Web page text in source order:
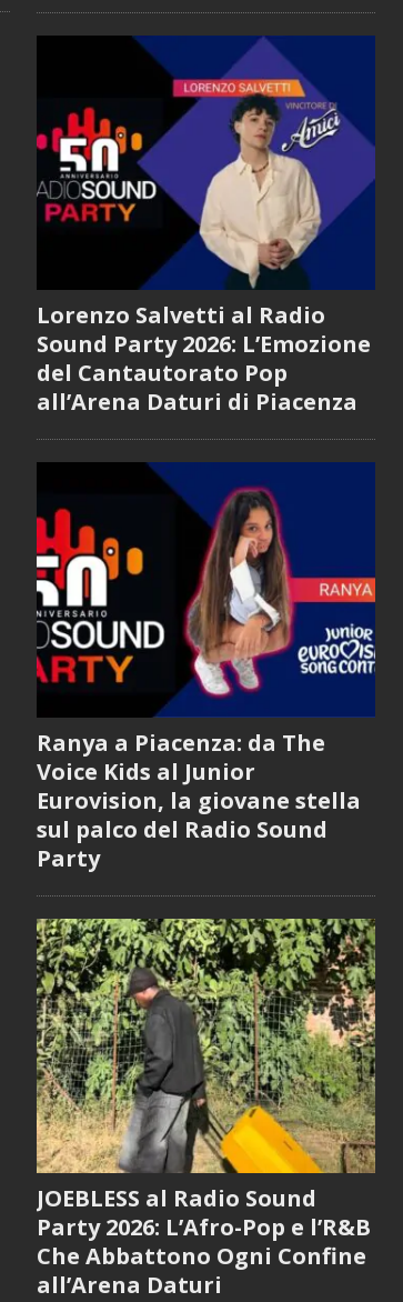
Lorenzo Salvetti al Radio
Sound Party 2026: L’Emozione
del Cantautorato Pop
all’Arena Daturi di Piacenza
Ranya a Piacenza: da The
Voice Kids al Junior
Eurovision, la giovane stella
sul palco del Radio Sound
Party
JOEBLESS al Radio Sound
Party 2026: L’Afro-Pop e l’R&B
Che Abbattono Ogni Confine
all’Arena Daturi